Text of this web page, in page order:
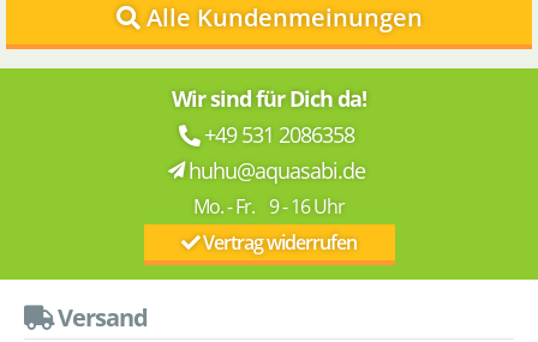
Alle Kundenmeinungen
Wir sind für Dich da!
+49 531 2086358
huhu@aquasabi.de
Mo. - Fr. 9 - 16 Uhr
Vertrag widerrufen
Versand